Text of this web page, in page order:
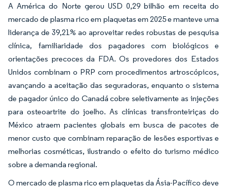
A América do Norte gerou USD 0,29 bilhão em receita do
mercado de plasma rico em plaquetas em 2025 e manteve uma
liderança de 39,21% ao aproveitar redes robustas de pesquisa
clínica, familiaridade dos pagadores com biológicos e
orientações precoces da FDA. Os provedores dos Estados
Unidos combinam o PRP com procedimentos artroscópicos,
avançando a aceitação das seguradoras, enquanto o sistema
de pagador único do Canadá cobre seletivamente as injeções
para osteoartrite do joelho. As clínicas transfronteiriças do
México atraem pacientes globais em busca de pacotes de
menor custo que combinam reparação de lesões esportivas e
melhorias cosméticas, ilustrando o efeito do turismo médico
sobre a demanda regional.
O mercado de plasma rico em plaquetas da Ásia-Pacífico deve